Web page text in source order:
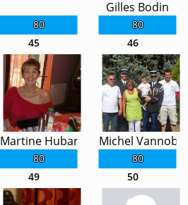
80 80
Gilles Bodin
45
80
Martine Hubard
46
80
Michel Vannobel
49 50